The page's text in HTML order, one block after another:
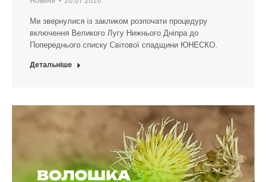
Ми звернулися із закликом розпочати процедуру
включення Великого Лугу Нижнього Дніпра до
Попереднього списку Світової спадщини ЮНЕСКО.
Детальніше